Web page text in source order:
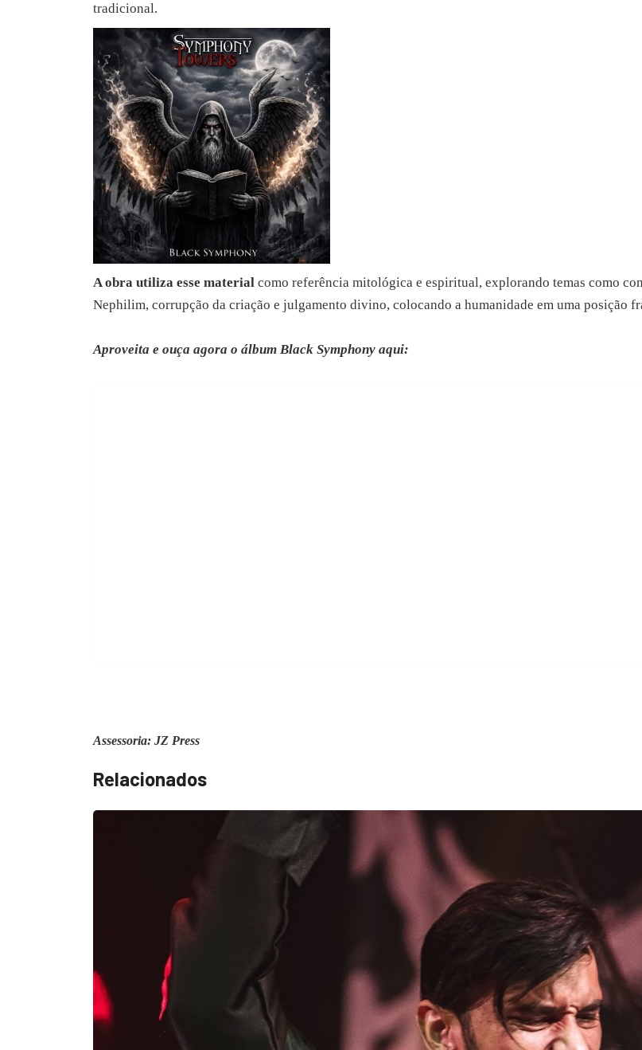
tradicional.
A obra utiliza esse material como referência mitológica e espiritual, explorando temas como
Nephilim, corrupção da criação e julgamento divino, colocando a humanidade em uma posição
Aproveita e ouça agora o álbum Black Symphony aqui:
Assessoria: JZ Press
Relacionados